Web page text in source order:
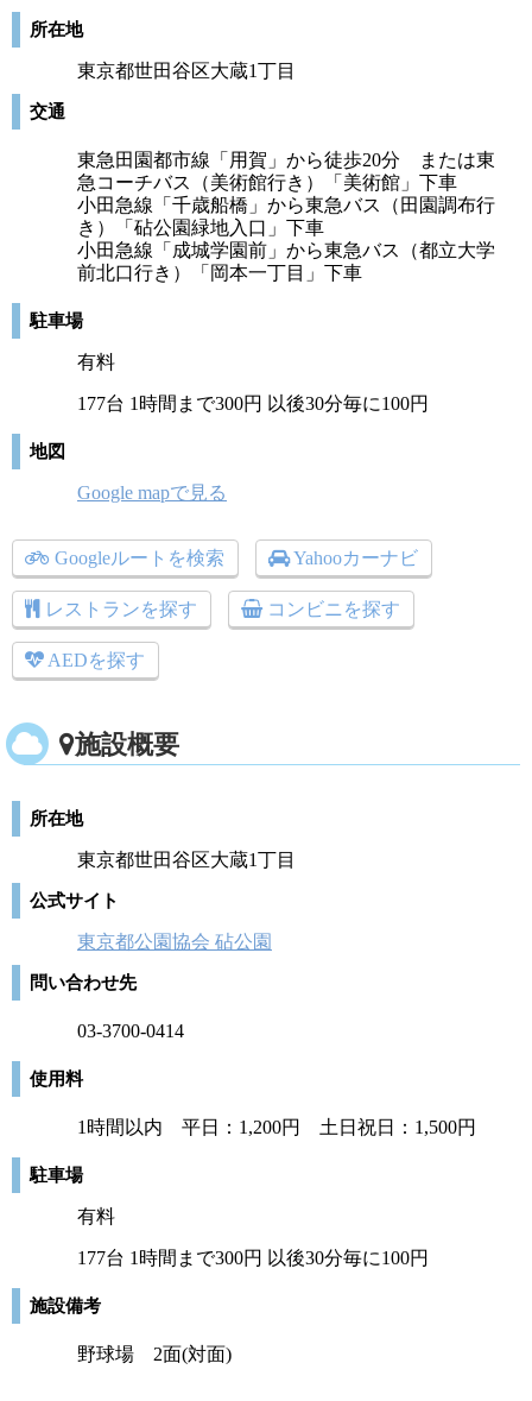
所在地
東京都世田谷区大蔵1丁目
交通
東急田園都市線「用賀」から徒歩20分 または東
急コーチバス（美術館行き）「美術館」下車
小田急線「千歳船橋」から東急バス（田園調布行
き）「砧公園緑地入口」下車
小田急線「成城学園前」から東急バス（都立大学
前北口行き）「岡本一丁目」下車
駐車場
有料
177台 1時間まで300円 以後30分毎に100円
地図
Google mapで見る
Googleルートを検索 Yahooカーナビ
レストランを探す コンビニを探す
AEDを探す
施設概要
所在地
東京都世田谷区大蔵1丁目
公式サイト
東京都公園協会 砧公園
問い合わせ先
03-3700-0414
使用料
1時間以内 平日：1,200円 土日祝日：1,500円
駐車場
有料
177台 1時間まで300円 以後30分毎に100円
施設備考
野球場 2面(対面)